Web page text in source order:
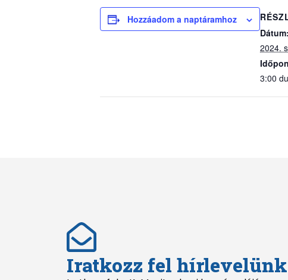
Hozzáadom a naptáramhoz
Dátum:
2024.
3:00
Iratkozz fel